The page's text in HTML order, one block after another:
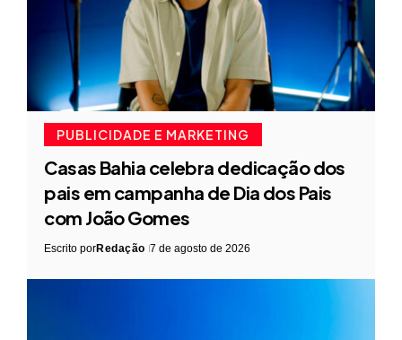
PUBLICIDADE E MARKETING
Casas Bahia celebra dedicação dos
pais em campanha de Dia dos Pais
com João Gomes
Escrito porRedação 7 de agosto de 2026